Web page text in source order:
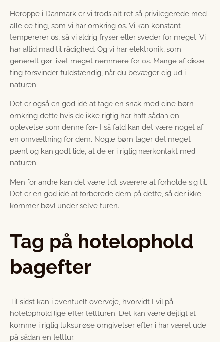
Heroppe i Danmark er vi trods alt ret så privilegerede med
alle de ting, som vi har omkring os. Vi kan konstant
tempererer os, så vi aldrig fryser eller sveder for meget. Vi
har altid mad til rådighed. Og vi har elektronik, som
generelt gør livet meget nemmere for os. Mange af disse
ting forsvinder fuldstændig, når du bevæger dig ud i
naturen.
Det er også en god idé at tage en snak med dine børn
omkring dette hvis de ikke rigtig har haft sådan en
oplevelse som denne før- I så fald kan det være noget af
en omvæltning for dem. Nogle børn tager det meget
pænt og kan godt lide, at de er i rigtig nærkontakt med
naturen.
Men for andre kan det være lidt sværere at forholde sig til.
Det er en god idé at forberede dem på dette, så der ikke
kommer bøvl under selve turen.
Tag på hotelophold
bagefter
Til sidst kan i eventuelt overveje, hvorvidt I vil på
hotelophold lige efter teltturen. Det kan være dejligt at
komme i rigtig luksuriøse omgivelser efter i har været ude
på sådan en telttur.